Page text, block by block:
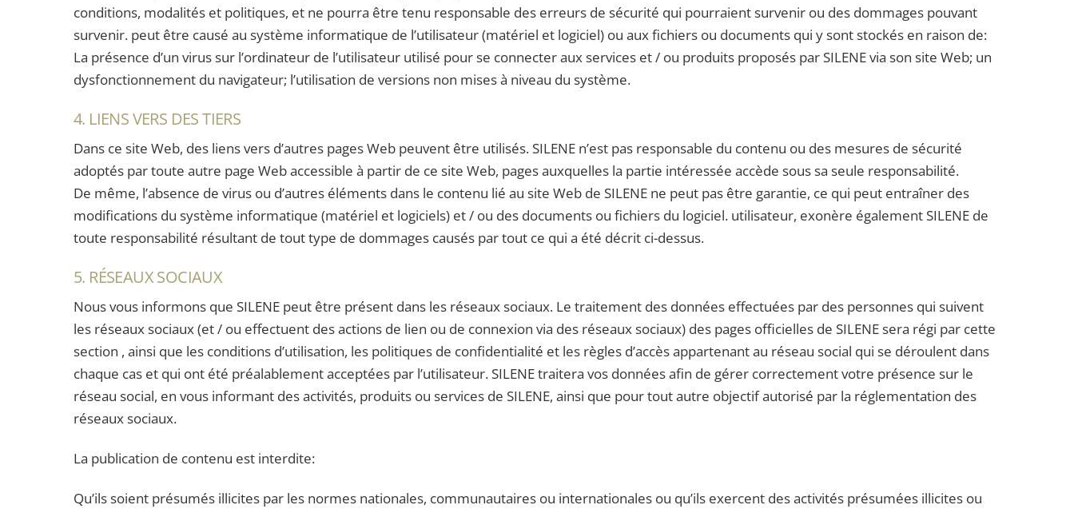
conditions, modalités et politiques, et ne pourra être tenu responsable des erreurs de sécurité qui pourraient survenir ou des dommages pouvant
survenir. peut être causé au système informatique de l’utilisateur (matériel et logiciel) ou aux fichiers ou documents qui y sont stockés en raison de:
La présence d’un virus sur l’ordinateur de l’utilisateur utilisé pour se connecter aux services et / ou produits proposés par SILENE via son site Web; un
dysfonctionnement du navigateur; l’utilisation de versions non mises à niveau du système.
4. LIENS VERS DES TIERS
Dans ce site Web, des liens vers d’autres pages Web peuvent être utilisés. SILENE n’est pas responsable du contenu ou des mesures de sécurité
adoptés par toute autre page Web accessible à partir de ce site Web, pages auxquelles la partie intéressée accède sous sa seule responsabilité.
De même, l’absence de virus ou d’autres éléments dans le contenu lié au site Web de SILENE ne peut pas être garantie, ce qui peut entraîner des
modifications du système informatique (matériel et logiciels) et / ou des documents ou fichiers du logiciel. utilisateur, exonère également SILENE de
toute responsabilité résultant de tout type de dommages causés par tout ce qui a été décrit ci-dessus.
5. RÉSEAUX SOCIAUX
Nous vous informons que SILENE peut être présent dans les réseaux sociaux. Le traitement des données effectuées par des personnes qui suivent
les réseaux sociaux (et / ou effectuent des actions de lien ou de connexion via des réseaux sociaux) des pages officielles de SILENE sera régi par cette
section , ainsi que les conditions d’utilisation, les politiques de confidentialité et les règles d’accès appartenant au réseau social qui se déroulent dans
chaque cas et qui ont été préalablement acceptées par l’utilisateur. SILENE traitera vos données afin de gérer correctement votre présence sur le
réseau social, en vous informant des activités, produits ou services de SILENE, ainsi que pour tout autre objectif autorisé par la réglementation des
réseaux sociaux.
La publication de contenu est interdite:
Qu’ils soient présumés illicites par les normes nationales, communautaires ou internationales ou qu’ils exercent des activités présumées illicites ou